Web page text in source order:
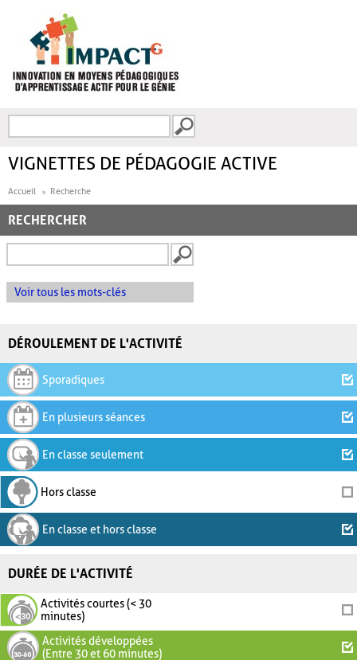
FORMULAIRE DE
VIGNETTES DE PÉDAGOGIE ACTIVE
Accueil Recherche
RECHERCHER
Voir tous les mots-clés
DÉROULEMENT DE L'ACTIVITÉ
Sporadiques
En plusieurs séances
En classe seulement
Hors classe
En classe et hors classe
DURÉE DE L'ACTIVITÉ
Activités courtes (< 30
minutes)
Activités développées
(Entre 30 et 60 minutes)